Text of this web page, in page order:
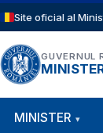
Sari la conținutul
Site oficial al
GUVERNUL
Navigație
MINISTER